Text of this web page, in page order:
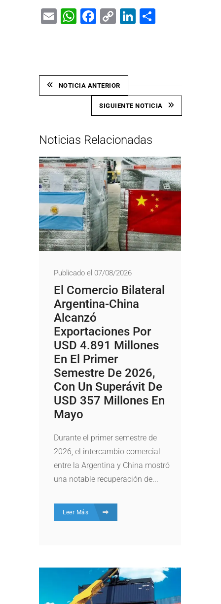
EmailWhatsApp
Facebook
CopyLinkedIn
NOTICIA ANTERIOR
SIGUIENTE NOTICIA
Noticias Relacionadas
Publicado el 07/08/2026
El Comercio Bilateral
Argentina-China
Alcanzó
Exportaciones Por
USD 4.891 Millones
En El Primer
Semestre De 2026,
Con Un Superávit De
USD 357 Millones En
Mayo
Durante el primer semestre de
2026, el intercambio comercial
entre la Argentina y China mostró
una notable recuperación de...
Leer Más